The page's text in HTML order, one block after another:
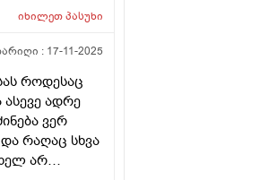
ამას რო
იხილეთპასუხი
: 17-11-2025
როდესაც
ადრე
ვერ
რაღაც სხვა
არ